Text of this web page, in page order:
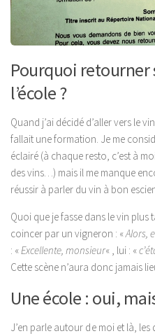
Pourquoi retourner
l’école ?
Quand j’ai décidé d’aller vers le
fallait une formation. Je me
éclairé (à chaque resto, c’est à
des vins…) mais il me manque
réussir à parler du vin à bon
Quoi que je fasse dans le vin
coincer par un vigneron : «Alors,
: «Excellente, monsieur« , lui : «
Cette scène n’aura donc jamais
Une école : oui,
J’en parle autour de moi et là,